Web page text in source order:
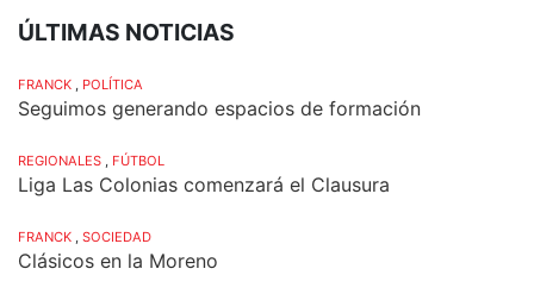
ÚLTIMAS NOTICIAS
FRANCK , POLÍTICA
Seguimos generando espacios de formación
REGIONALES , FÚTBOL
Liga Las Colonias comenzará el Clausura
FRANCK , SOCIEDAD
Clásicos en la Moreno